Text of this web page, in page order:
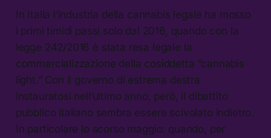
In Italia l’industria della cannabis legale ha mosso
i primi timidi passi solo dal 2016, quando con la
legge 242/2016 è stata resa legale la
commercializzazione della cosiddetta “cannabis
light.” Con il governo di estrema destra
instauratosi nell’ultimo anno, però, il dibattito
pubblico italiano sembra essere scivolato indietro.
In particolare lo scorso maggio: quando, per